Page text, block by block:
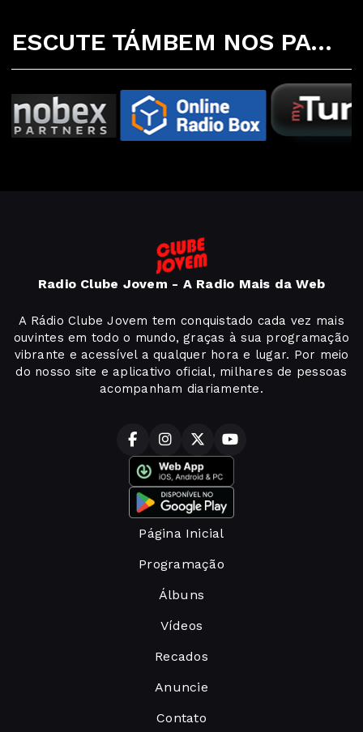
ESCUTE TÁMBEM NOS PARCEIROS ABAIXO
Radio Clube Jovem - A Radio Mais da Web
A Rádio Clube Jovem tem conquistado cada vez mais
ouvintes em todo o mundo, graças à sua programação
vibrante e acessível a qualquer hora e lugar. Por meio
do nosso site e aplicativo oficial, milhares de pessoas
acompanham diariamente.
Página Inicial
Programação
Álbuns
Vídeos
Recados
Anuncie
Contato